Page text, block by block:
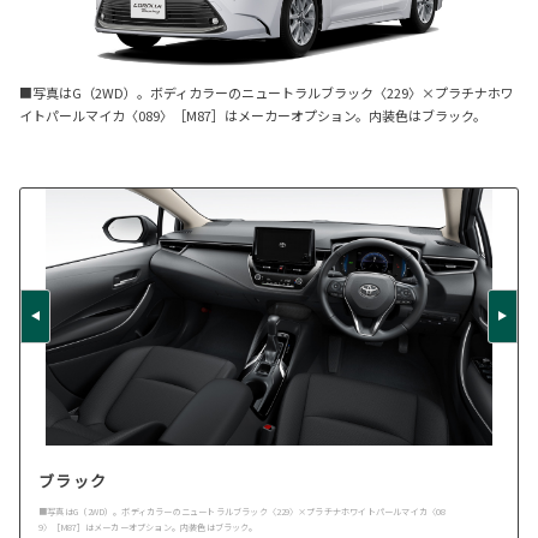
■写真はG（2WD）。ボディカラーのニュートラルブラック〈229〉×プラチナホワ
イトパールマイカ〈089〉［M87］はメーカーオプション。内装色はブラック。
ブラック
■写真はG（2WD）。ボディカラーのニュートラルブラック〈229〉×プラチナホワイトパールマイカ〈08
9〉［M87］はメーカーオプション。内装色はブラック。